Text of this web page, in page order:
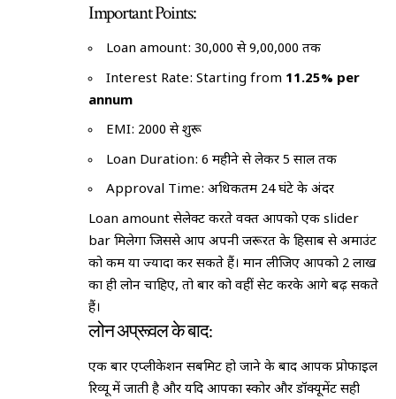
Important Points:
Loan amount: ₹30,000 से ₹9,00,000 तक
Interest Rate: Starting from 11.25% per
annum
EMI: ₹2000 से शुरू
Loan Duration: 6 महीने से लेकर 5 साल तक
Approval Time: अधिकतम 24 घंटे के अंदर
Loan amount सेलेक्ट करते वक्त आपको एक slider
bar मिलेगा जिससे आप अपनी जरूरत के हिसाब से अमाउंट
को कम या ज्यादा कर सकते हैं। मान लीजिए आपको ₹2 लाख
का ही लोन चाहिए, तो बार को वहीं सेट करके आगे बढ़ सकते
हैं।
लोन अप्रूवल के बाद:
एक बार एप्लीकेशन सबमिट हो जाने के बाद आपकी प्रोफाइल
रिव्यू में जाती है और यदि आपका स्कोर और डॉक्यूमेंट सही